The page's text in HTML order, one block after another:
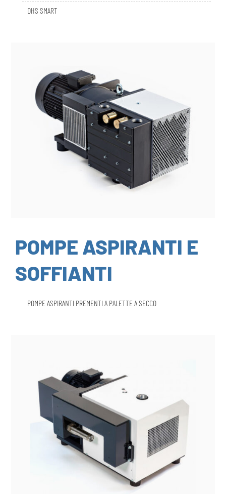
DHS SMART
POMPE ASPIRANTI E
SOFFIANTI
POMPE ASPIRANTI PREMENTI A PALETTE A SECCO